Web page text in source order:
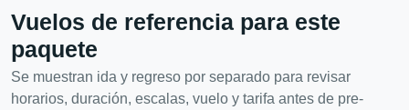
Vuelos de referencia para este
paquete
Se muestran ida y regreso por separado para revisar
horarios, duración, escalas, vuelo y tarifa antes de pre-